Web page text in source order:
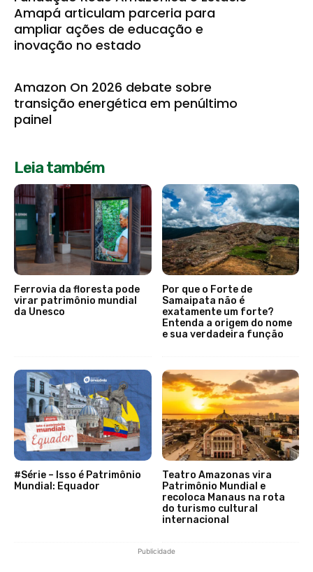
Amapá articulam parceria para
ampliar ações de educação e
inovação no estado
Amazon On 2026 debate sobre
transição energética em penúltimo
painel
Leia também
Ferrovia da floresta pode
virar patrimônio mundial
da Unesco
Por que o Forte de
Samaipata não é
exatamente um forte?
Entenda a origem do nome
e sua verdadeira função
#Série – Isso é Patrimônio
Mundial: Equador
Teatro Amazonas vira
Patrimônio Mundial e
recoloca Manaus na rota
do turismo cultural
internacional
Publicidade